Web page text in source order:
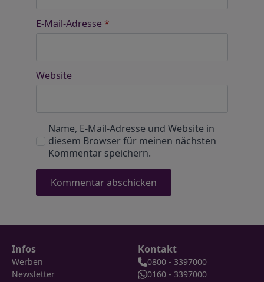
E-Mail-Adresse *
Website
Name, E-Mail-Adresse und Website in
diesem Browser für meinen nächsten
Kommentar speichern.
Infos
Werben
Newsletter
Kontakt
0800 - 3397000
0160 - 3397000